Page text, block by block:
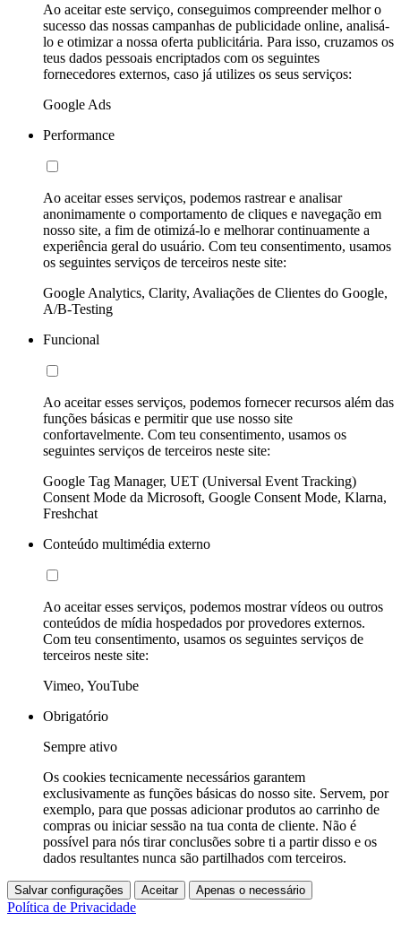
Ao aceitar este serviço, conseguimos compreender melhor o
sucesso das nossas campanhas de publicidade online, analisá-
lo e otimizar a nossa oferta publicitária. Para isso, cruzamos os
teus dados pessoais encriptados com os seguintes
fornecedores externos, caso já utilizes os seus serviços:
Google Ads
Performance
Ao aceitar esses serviços, podemos rastrear e analisar
anonimamente o comportamento de cliques e navegação em
nosso site, a fim de otimizá-lo e melhorar continuamente a
experiência geral do usuário. Com teu consentimento, usamos
os seguintes serviços de terceiros neste site:
Google Analytics, Clarity, Avaliações de Clientes do Google,
A/B-Testing
Funcional
Ao aceitar esses serviços, podemos fornecer recursos além das
funções básicas e permitir que use nosso site
confortavelmente. Com teu consentimento, usamos os
seguintes serviços de terceiros neste site:
Google Tag Manager, UET (Universal Event Tracking)
Consent Mode da Microsoft, Google Consent Mode, Klarna,
Freshchat
Conteúdo multimédia externo
Ao aceitar esses serviços, podemos mostrar vídeos ou outros
conteúdos de mídia hospedados por provedores externos.
Com teu consentimento, usamos os seguintes serviços de
terceiros neste site:
Vimeo, YouTube
Obrigatório
Sempre ativo
Os cookies tecnicamente necessários garantem
exclusivamente as funções básicas do nosso site. Servem, por
exemplo, para que possas adicionar produtos ao carrinho de
compras ou iniciar sessão na tua conta de cliente. Não é
possível para nós tirar conclusões sobre ti a partir disso e os
dados resultantes nunca são partilhados com terceiros.
Salvar configurações Aceitar Apenas o necessário
Política de Privacidade